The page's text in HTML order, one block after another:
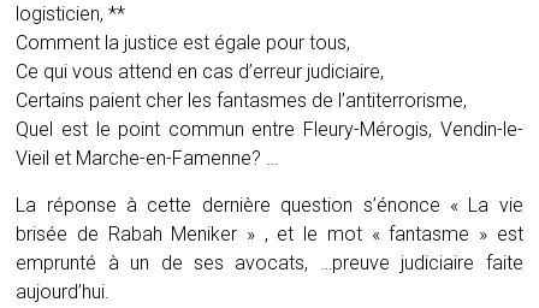
logisticien, **
Comment la justice est égale pour tous,
Ce qui vous attend en cas d’erreur judiciaire,
Certains paient cher les fantasmes de l’antiterrorisme,
Quel est le point commun entre Fleury-Mérogis, Vendin-le-
Vieil et Marche-en-Famenne? …
La réponse à cette dernière question s’énonce « La vie
brisée de Rabah Meniker » , et le mot « fantasme » est
emprunté à un de ses avocats, …preuve judiciaire faite
aujourd’hui.